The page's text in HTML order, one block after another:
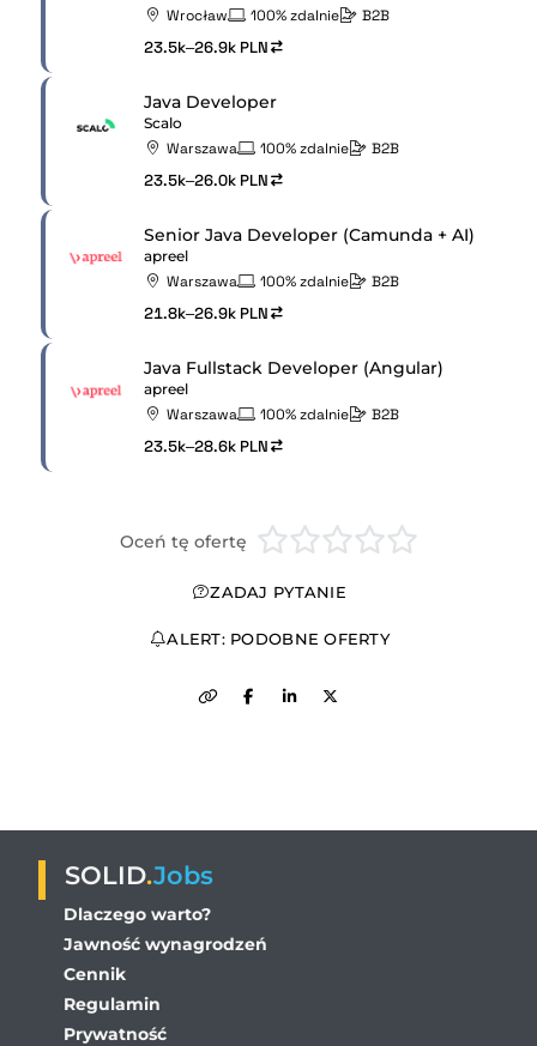
Wrocław 100% zdalnie B2B
23.5k–26.9k PLN
Java Developer
Scalo
Warszawa 100% zdalnie B2B
23.5k–26.0k PLN
Senior Java Developer (Camunda + AI)
apreel
Warszawa 100% zdalnie B2B
21.8k–26.9k PLN
Java Fullstack Developer (Angular)
apreel
Warszawa 100% zdalnie B2B
23.5k–28.6k PLN
Oceń tę ofertę
ZADAJ PYTANIE
ALERT: PODOBNE OFERTY
SOLID.Jobs
Dlaczego warto?
Jawność wynagrodzeń
Cennik
Regulamin
Prywatność